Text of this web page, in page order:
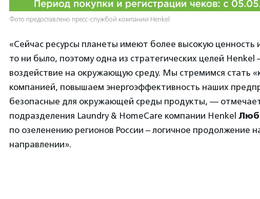
Фото предоставлено пресс-службой компании Henkel
«Сейчас ресурсы планеты имеют более высокую ценность
то ни было, поэтому одна из стратегических целей Henkel
воздействие на окружающую среду. Мы стремимся стать
компанией, повышаем энергоэффективность наших
безопасные для окружающей среды продукты, —
подразделения Laundry & HomeCare компании Henkel
по озеленению регионов России – логичное продолжение
направлении».